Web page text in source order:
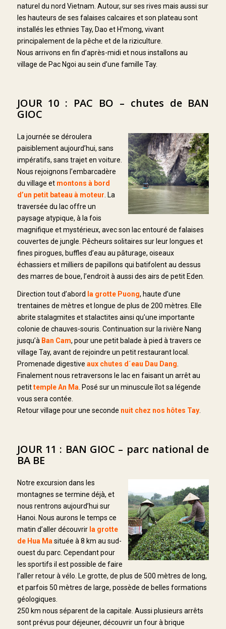
naturel du nord Vietnam. Autour, sur ses rives mais aussi sur
les hauteurs de ses falaises calcaires et son plateau sont
installés les ethnies Tay, Dao et H’mong, vivant
principalement de la pêche et de la riziculture.
Nous arrivons en fin d’après-midi et nous installons au
village de Pac Ngoi au sein d’une famille Tay.
JOUR 10 : PAC BO – chutes de BAN
GIOC
La journée se déroulera
paisiblement aujourd’hui, sans
impératifs, sans trajet en voiture.
Nous rejoignons l’embarcadère
du village et montons à bord
d’un petit bateau à moteur . La
traversée du lac offre un
paysage atypique, à la fois
magnifique et mystérieux, avec son lac entouré de falaises
couvertes de jungle. Pêcheurs solitaires sur leur longues et
fines pirogues, buffles d’eau au pâturage, oiseaux
échassiers et milliers de papillons qui batifolent au dessus
des marres de boue, l’endroit à aussi des airs de petit Eden.
Direction tout d’abord la grotte Puong, haute d’une
trentaines de mètres et longue de plus de 200 mètres. Elle
abrite stalagmites et stalactites ainsi qu’une importante
colonie de chauves-souris. Continuation sur la rivière Nang
jusqu’à Ban Cam, pour une petit balade à pied à travers ce
village Tay, avant de rejoindre un petit restaurant local.
Promenade digestive aux chutes d´eau Dau Dang
Finalement nous retraversons le lac en faisant un arrêt au
petittemple An Ma . Posé sur un minuscule îlot sa légende
vous sera contée.
Retour village pour une seconde nuit chez nos hôtes Tay.
JOUR 11 : BAN GIOC – parc national de
BA BE
Notre excursion dans les
montagnes se termine déjà, et
nous rentrons aujourd’hui sur
Hanoi. Nous aurons le temps ce
matin d’aller découvrir la grotte
de Hua Ma située à 8 km au sud-
ouest du parc. Cependant pour
les sportifs il est possible de faire
l’aller retour à vélo. Le grotte, de plus de 500 mètres de long,
et parfois 50 mètres de large, possède de belles formations
géologiques.
250 km nous séparent de la capitale. Aussi plusieurs arrêts
sont prévus pour déjeuner, découvrir un four à brique